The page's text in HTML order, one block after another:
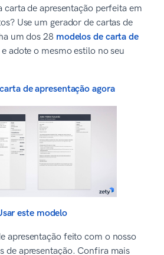
carta de apresentação perfeita em
Use um gerador de cartas de
um dos 28 modelos de carta de
e adote o mesmo estilo no seu
de apresentação agora
este modelo
apresentação feito com o nosso
de apresentação. Confira mais